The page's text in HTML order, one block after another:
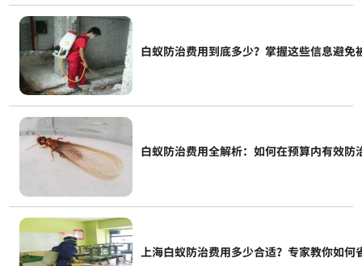
白蚁防治费用到底多少？掌握这些信息避免
白蚁防治费用全解析：如何在预算内有效防
上海白蚁防治费用多少合适？专家教你如何